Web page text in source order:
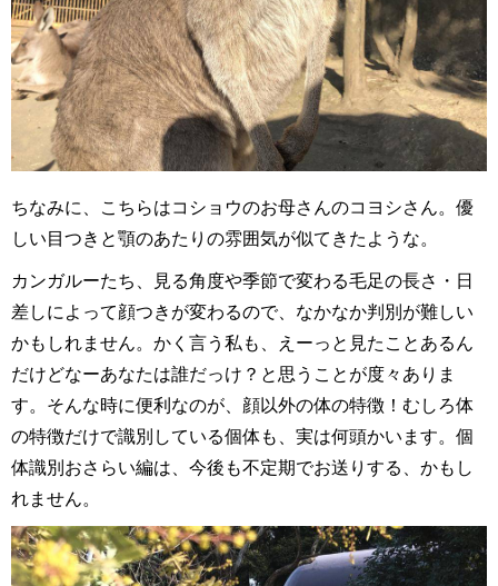
ちなみに、こちらはコショウのお母さんのコヨシさん。優
しい目つきと顎のあたりの雰囲気が似てきたような。
カンガルーたち、見る角度や季節で変わる毛足の長さ・日
差しによって顔つきが変わるので、なかなか判別が難しい
かもしれません。かく言う私も、えーっと見たことあるん
だけどなーあなたは誰だっけ？と思うことが度々ありま
す。そんな時に便利なのが、顔以外の体の特徴！むしろ体
の特徴だけで識別している個体も、実は何頭かいます。個
体識別おさらい編は、今後も不定期でお送りする、かもし
れません。